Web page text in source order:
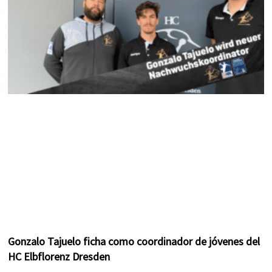
Gonzalo Tajuelo ficha como coordinador de jóvenes del
HC Elbflorenz Dresden